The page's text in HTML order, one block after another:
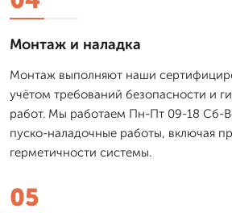
Монтаж и наладка
Монтаж выполняют наши
учётом требований безопасности и
работ. Мы работаем Пн-Пт 09-18 Сб-
пуско-наладочные работы, включая
герметичности системы.
05